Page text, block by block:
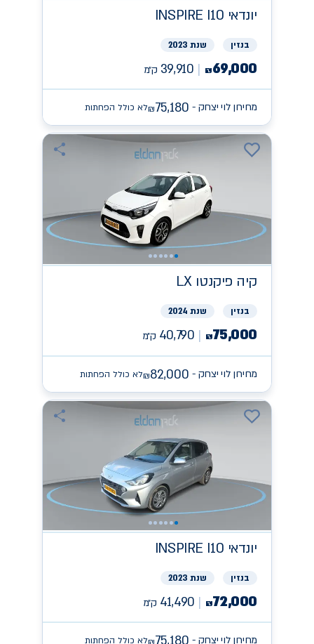
יונדאי INSPIRE I10
בנזין שנת 2023
₪69,000
39,910 ק״מ
מחירון לוי יצחק - ₪75,180 לא כולל הפחתות
קיה פיקנטו LX
בנזין שנת 2024
₪75,000
40,790 ק״מ
מחירון לוי יצחק - ₪82,000 לא כולל הפחתות
יונדאי INSPIRE I10
בנזין שנת 2023
₪72,000
41,490 ק״מ
מחירון לוי יצחק - לא כולל הפחתות